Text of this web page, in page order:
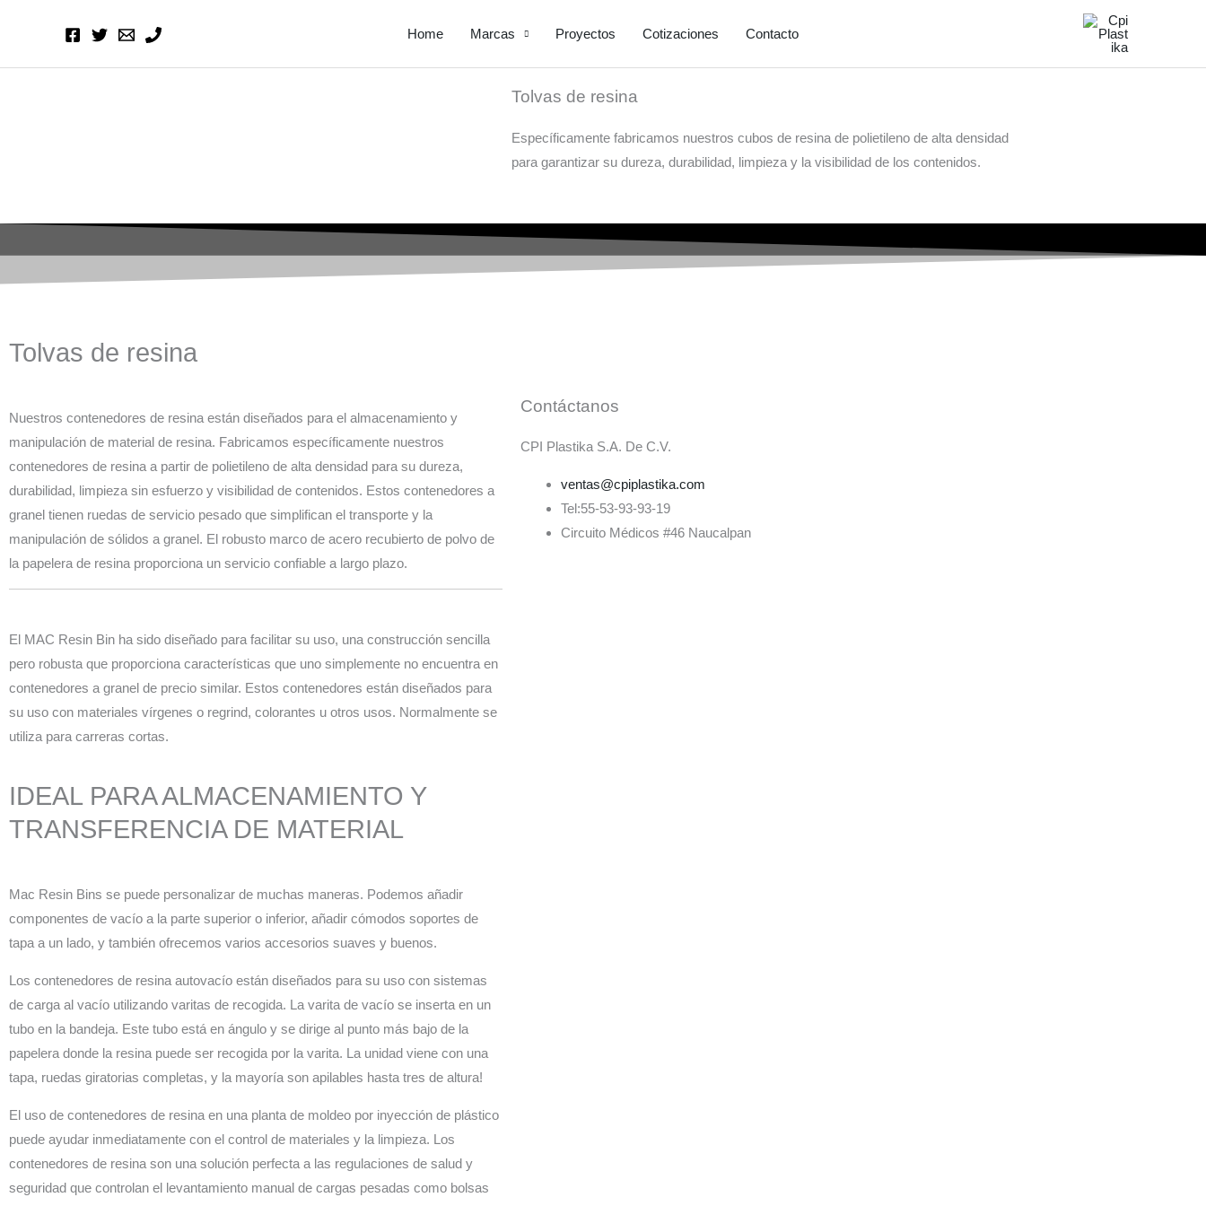
Home Marcas Proyectos Cotizaciones Contacto
Tolvas de resina
Específicamente fabricamos nuestros cubos de resina de polietileno de alta densidad
para garantizar su dureza, durabilidad, limpieza y la visibilidad de los contenidos.
Tolvas de resina
Nuestros contenedores de resina están diseñados para el almacenamiento y
manipulación de material de resina. Fabricamos específicamente nuestros
contenedores de resina a partir de polietileno de alta densidad para su dureza,
durabilidad, limpieza sin esfuerzo y visibilidad de contenidos. Estos contenedores a
granel tienen ruedas de servicio pesado que simplifican el transporte y la
manipulación de sólidos a granel. El robusto marco de acero recubierto de polvo de
la papelera de resina proporciona un servicio confiable a largo plazo.
El MAC Resin Bin ha sido diseñado para facilitar su uso, una construcción sencilla
pero robusta que proporciona características que uno simplemente no encuentra en
contenedores a granel de precio similar. Estos contenedores están diseñados para
su uso con materiales vírgenes o regrind, colorantes u otros usos. Normalmente se
utiliza para carreras cortas.
IDEAL PARA ALMACENAMIENTO Y
TRANSFERENCIA DE MATERIAL
Mac Resin Bins se puede personalizar de muchas maneras. Podemos añadir
componentes de vacío a la parte superior o inferior, añadir cómodos soportes de
tapa a un lado, y también ofrecemos varios accesorios suaves y buenos.
Los contenedores de resina autovacío están diseñados para su uso con sistemas
de carga al vacío utilizando varitas de recogida. La varita de vacío se inserta en un
tubo en la bandeja. Este tubo está en ángulo y se dirige al punto más bajo de la
papelera donde la resina puede ser recogida por la varita. La unidad viene con una
tapa, ruedas giratorias completas, y la mayoría son apilables hasta tres de altura!
El uso de contenedores de resina en una planta de moldeo por inyección de plástico
puede ayudar inmediatamente con el control de materiales y la limpieza. Los
contenedores de resina son una solución perfecta a las regulaciones de salud y
seguridad que controlan el levantamiento manual de cargas pesadas como bolsas
Contáctanos
CPI Plastika S.A. De C.V.
ventas@cpiplastika.com
Tel:55-53-93-93-19
Circuito Médicos #46 Naucalpan